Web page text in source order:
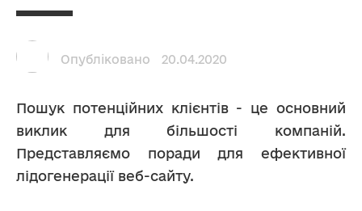
Опубліковано 20.04.2020
Пошук потенційних клієнтів - це основний
виклик для більшості компаній.
Представляємо поради для ефективної
лідогенерації веб-сайту.